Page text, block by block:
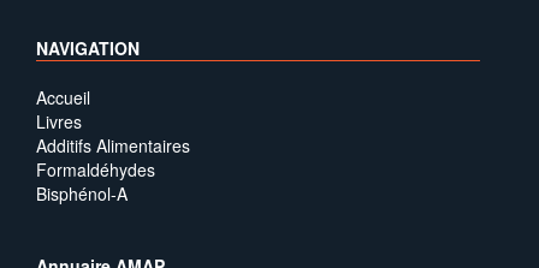
NAVIGATION
Accueil
Livres
Additifs Alimentaires
Formaldéhydes
Bisphénol-A